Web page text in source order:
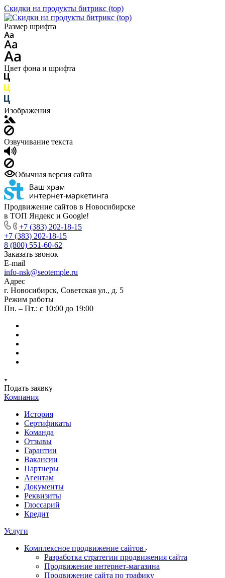
Скидки на продукты битрикс (top)
Размер шрифта
Цвет фона и шрифта
Изображения
Озвучивание текста
Обычная версия сайта
Продвижение сайтов в Новосибирске
в ТОП Яндекс и Google!
+7 (383) 202-18-15
+7 (383) 202-18-15
8 (800) 551-60-62
Заказать звонок
E-mail
info-nsk@seotemple.ru
Адрес
г. Новосибирск, Советская ул., д. 5
Режим работы
Пн. – Пт.: с 10:00 до 19:00
Подать заявку
Компания
История
Сертификаты
Команда
Отзывы
Гарантии
Вакансии
Партнеры
Агентам
Документы
Реквизиты
Глоссарий
Кредит
Услуги
Комплексное продвижение сайтов
Разработка стратегии продвижения сайта
Продвижение интернет-магазина
Продвижение сайта по трафику